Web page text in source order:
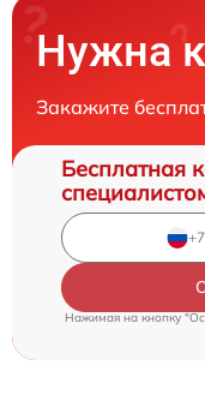
Нужна
Закажите
Бесплатная
Нажимая на кнопку